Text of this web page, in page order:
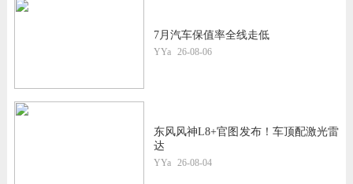
7月汽车保值率全线走低
YYa 26-08-06
东风风神L8+官图发布！车顶配激光雷
达
YYa 26-08-04